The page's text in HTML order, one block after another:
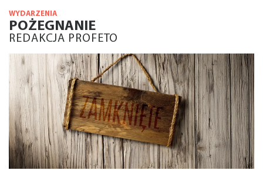
WYDARZENIA
POŻEGNANIE
REDAKCJA PROFETO